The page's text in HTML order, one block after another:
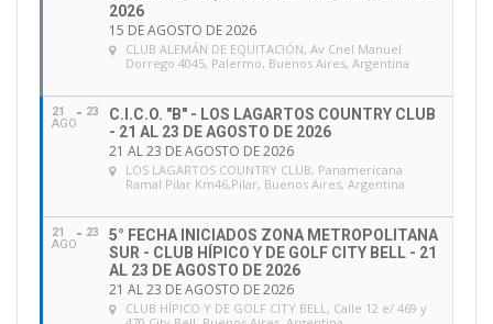
2026
15 DE AGOSTO DE 2026
CLUB ALEMÁN DE EQUITACIÓN, Av Cnel Manuel
Dorrego 4045, Palermo, Buenos Aires, Argentina
21
AGO
23
C.I.C.O. "B" - LOS LAGARTOS COUNTRY CLUB
- 21 AL 23 DE AGOSTO DE 2026
21 AL 23 DE AGOSTO DE 2026
LOS LAGARTOS COUNTRY CLUB, Panamericana
Ramal Pilar Km46,Pilar, Buenos Aires, Argentina
21
AGO
23
5° FECHA INICIADOS ZONA METROPOLITANA
SUR - CLUB HÍPICO Y DE GOLF CITY BELL - 21
AL 23 DE AGOSTO DE 2026
21 AL 23 DE AGOSTO DE 2026
CLUB HÍPICO Y DE GOLF CITY BELL, Calle 12 e/ 469 y